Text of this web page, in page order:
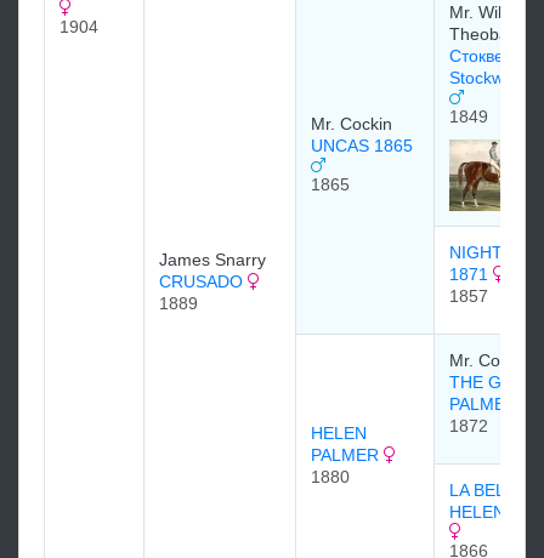
1904
James Snarry
CRUSADO
1889
Mr. Cockin
UNCAS 1865
1865
Mr. William
Theobald
Стоквелл
Stockwell
1849
1871
1857
HELEN
PALMER
1880
Mr.
THE GREY
PALMER
1872
LA BELLE
HELENE
1866